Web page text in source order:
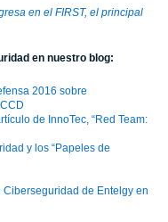
en el FIRST, el principal
en nuestro blog:
2016 sobre
de InnoTec, “Red Team:
y los “Papeles de
de Entelgy en